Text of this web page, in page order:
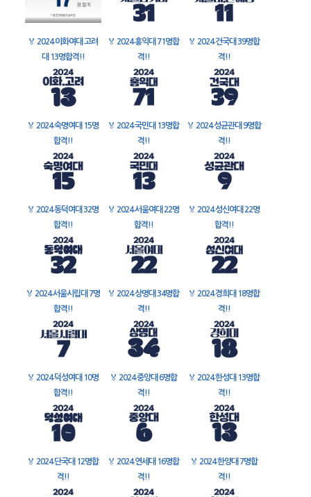
🏅 2024 이화여대 고려
대 13명합격!!
🏅 2024 홍익대 71명합
격!!
🏅 2024 건국대 39명합
격!!
🏅 2024 숙명여대 15명
합격!!
🏅 2024 국민대 13명합
격!!
🏅 2024 성균관대 9명합
격!!
🏅 2024 동덕여대 32명
합격!!
🏅 2024 서울여대 22명
합격!!
🏅 2024 성신여대 22명
합격!!
🏅 2024 서울시립대 7명
합격!!
🏅 2024 상명대 34명합
격!!
🏅 2024 경희대 18명합
격!!
🏅 2024 덕성여대 10명
합격!!
🏅 2024 중앙대 6명합
격!!
🏅 2024 한성대 13명합
격!!
🏅 2024 단국대 12명합
격!!
🏅 2024 연세대 16명합
격!!
🏅 2024 한양대 7명합
격!!